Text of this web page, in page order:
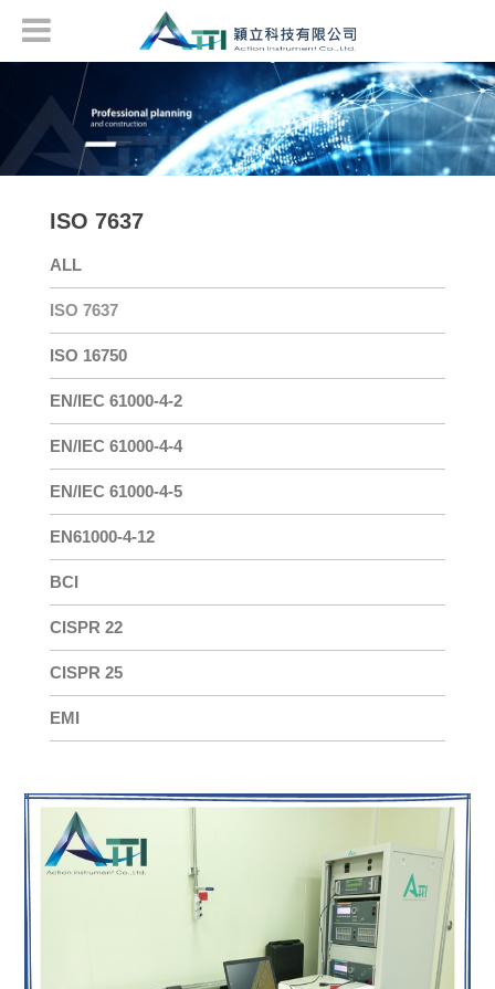
ISO 7637
ALL
ISO 7637
ISO 16750
EN/IEC 61000-4-2
EN/IEC 61000-4-4
EN/IEC 61000-4-5
EN61000-4-12
BCI
CISPR 22
CISPR 25
EMI